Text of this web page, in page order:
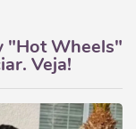
"Hot Wheels"
Veja!